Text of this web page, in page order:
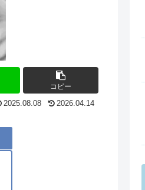
コピー
2025.08.08 2026.04.14